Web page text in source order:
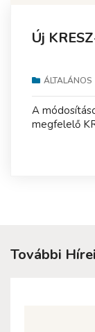
Új
ÁLTALÁNOS
A
megfelelő
További